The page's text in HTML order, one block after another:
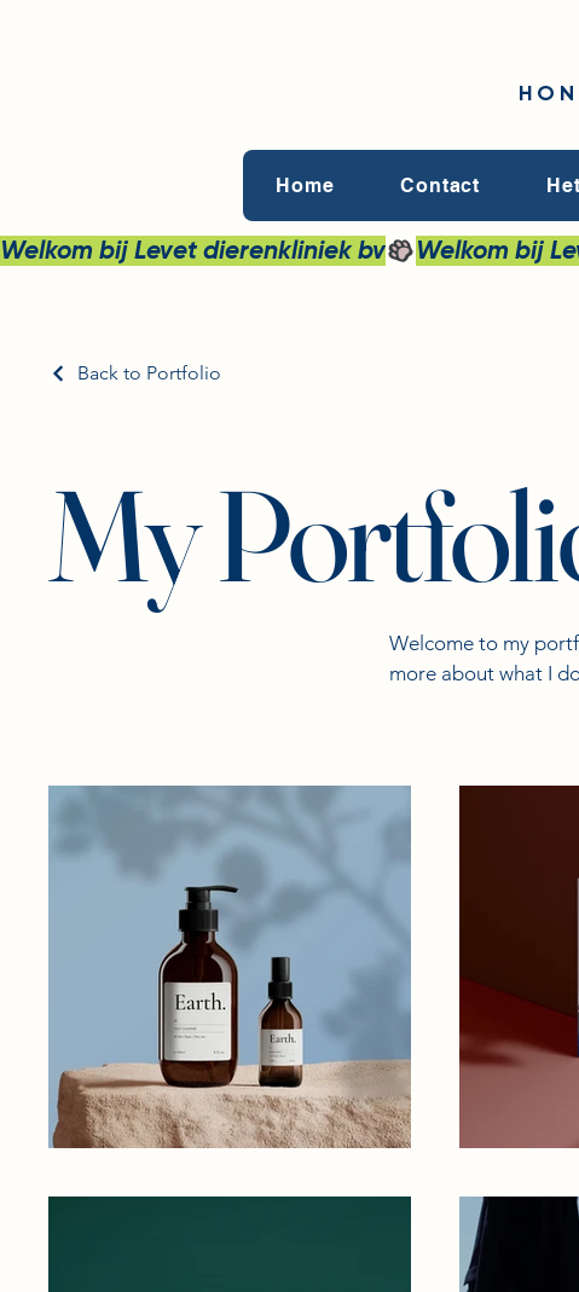
Home Contact
Welkom bij Levet dierenkliniek bv
Back to Portfolio
My
Welcome to my
more about what I